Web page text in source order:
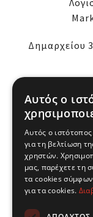
Δημαρχείου
Αυτός ο
Αυτός ο
για τη βελτίωση
χρηστών.
μας, παρέχετε τη
τα cookies
για τα cookies.